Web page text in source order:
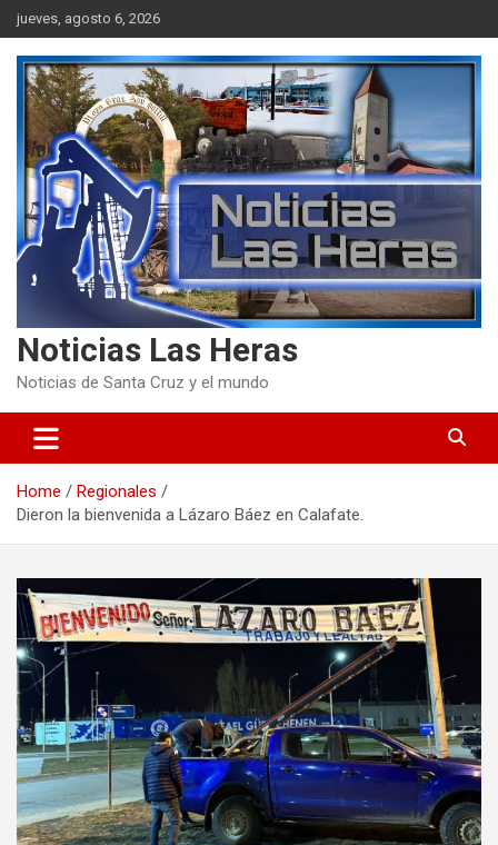
Skip
to
content
jueves, agosto 6, 2026
Noticias Las Heras
Noticias de Santa Cruz y el mundo
Home
Regionales
Dieron la bienvenida a Lázaro Báez en Calafate.